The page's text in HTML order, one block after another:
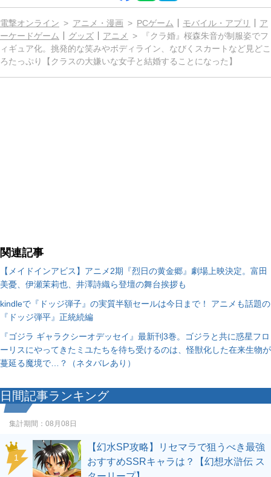
電撃オンライン アニメ・漫画 PCゲーム モバイル・アプリ
ア
ーケードゲーム
グッズ アニメ
『クラ婚』桜森朱音が制服姿でフ
ィギュア化。挑発的な笑みやボディライン、なびくスカートなど見どこ
ろたっぷり【クラスの大嫌いな女子と結婚することになった】
関連記事
【メイドインアビス】アニメ2期『烈日の黄金郷』劇場上映決定。富田
美憂、伊瀬茉莉也、井澤詩織ら登壇の舞台挨拶も
kindleで『ドッジ弾子』の実質半額セールは今日まで！ アニメも話題の
『ドッジ弾平』正統続編
『ゴジラ ギャラクシーオデッセイ』最新刊3巻。ゴジラと共に惑星フロ
ーリスにやってきたミユたちを待ち受けるのは、怪獣化した在来生物が
蔓延る魔境で…？（ネタバレあり）
日間記事ランキング
集計期間： 08月08日
1
【幻水SP攻略】リセマラで狙うべき最強
おすすめSSRキャラは？【幻想水滸伝 ス